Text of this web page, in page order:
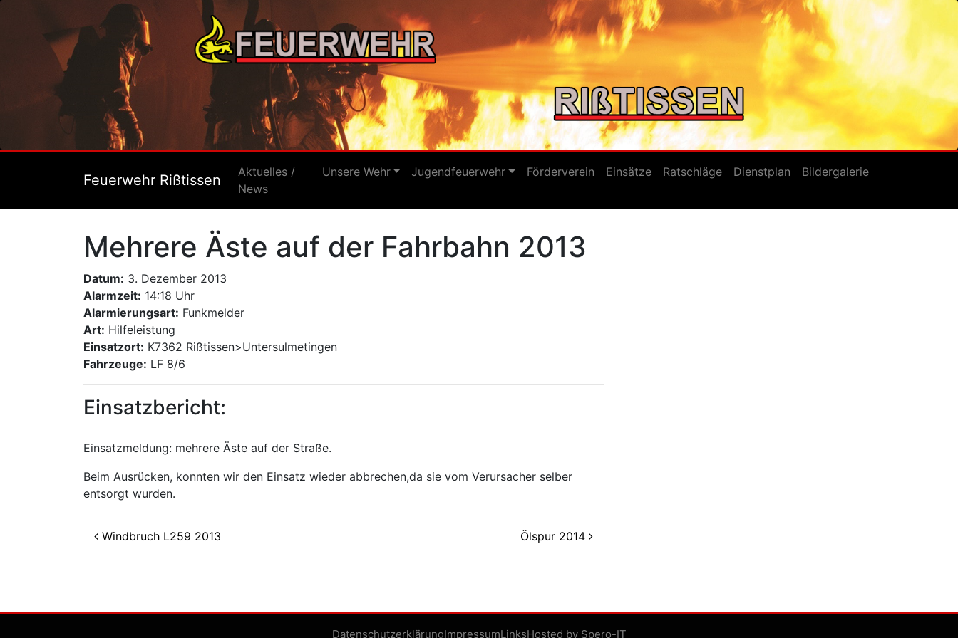
Feuerwehr Rißtissen
Aktuelles /
News
Unsere Wehr Jugendfeuerwehr Förderverein Einsätze Ratschläge Dienstplan Bildergalerie
Mehrere Äste auf der Fahrbahn 2013
Datum: 3. Dezember 2013
Alarmzeit: 14:18 Uhr
Alarmierungsart: Funkmelder
Art: Hilfeleistung
Einsatzort: K7362 Rißtissen>Untersulmetingen
Fahrzeuge: LF 8/6
Einsatzbericht:
Einsatzmeldung: mehrere Äste auf der Straße.
Beim Ausrücken, konnten wir den Einsatz wieder abbrechen,da sie vom Verursacher selber
entsorgt wurden.
Beitragsnavigation
Windbruch L259 2013 Ölspur 2014
DatenschutzerklärungImpressumLinksHosted by Spero-IT